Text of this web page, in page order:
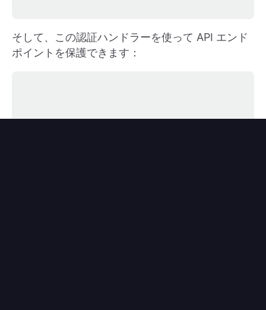
そして、この認証ハンドラーを使って API エンド
ポイントを保護できます：